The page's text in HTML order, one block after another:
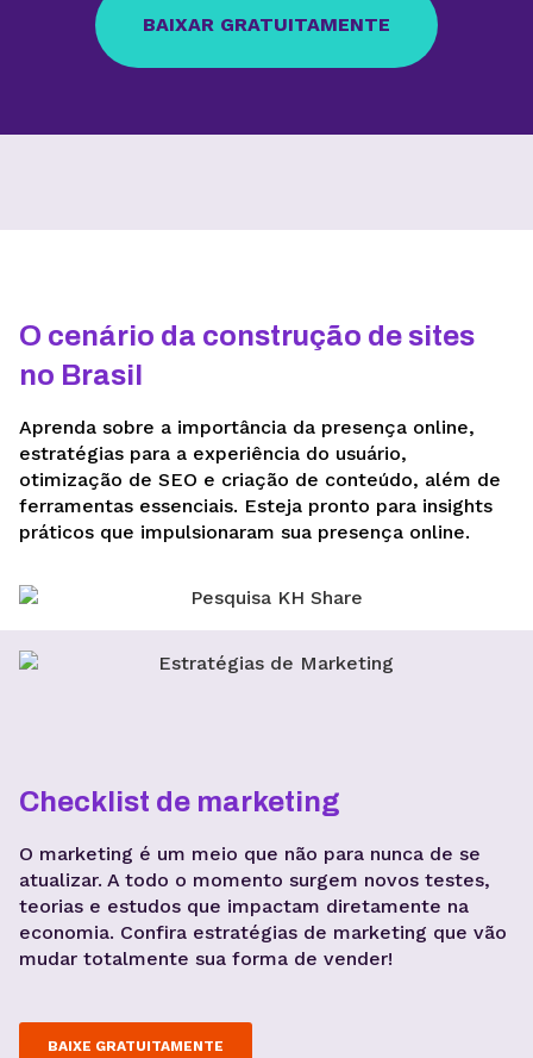
O cenário da construção de sites
no Brasil
Aprenda sobre a importância da presença online,
estratégias para a experiência do usuário,
otimização de SEO e criação de conteúdo, além de
ferramentas essenciais. Esteja pronto para insights
práticos que impulsionaram sua presença online.
Checklist de marketing
O marketing é um meio que não para nunca de se
atualizar. A todo o momento surgem novos testes,
teorias e estudos que impactam diretamente na
economia. Confira estratégias de marketing que vão
mudar totalmente sua forma de vender!
BAIXE GRATUITAMENTE